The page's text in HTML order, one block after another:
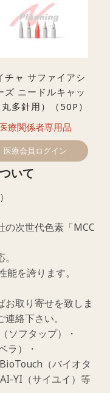
チャ サファイアシ
ズ ニードルキャッ
多針用）（50P）
医療関係者専用品
医療会員ログイン
いて
の次世代色素「MCC
を誇ります。
お取り寄せを致しま
絡下さい。
ソフタップ）・
ラ）・
（バイオタ
YI（サイユイ）等